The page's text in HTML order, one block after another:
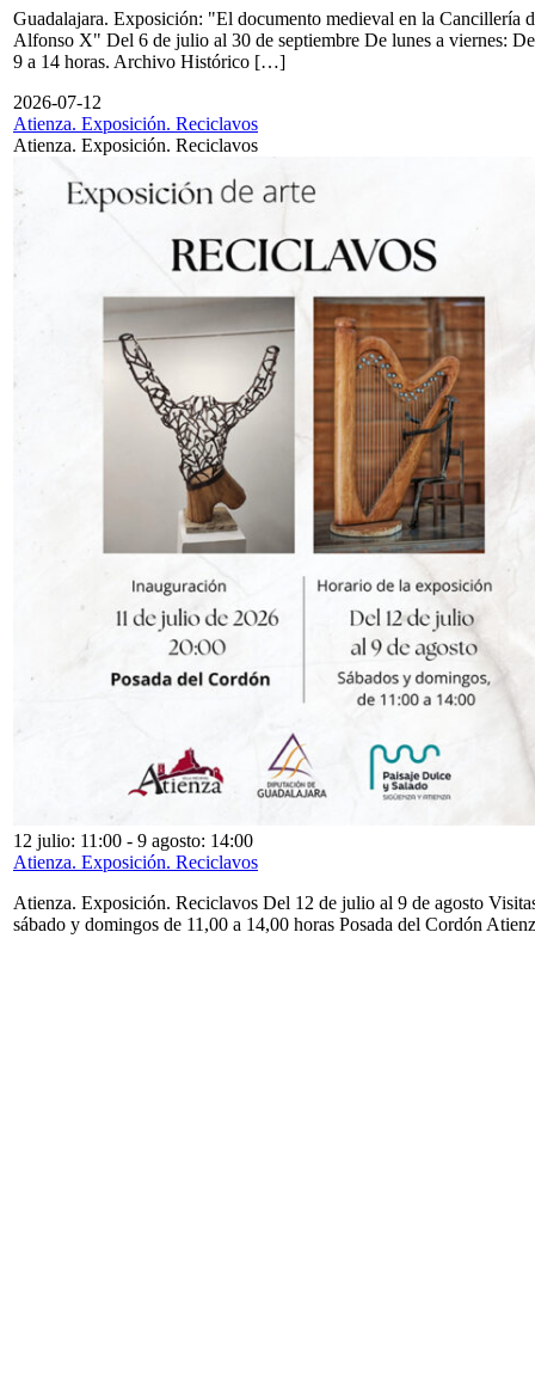
Guadalajara. Exposición: "El documento medieval en la Cancillería
Alfonso X" Del 6 de julio al 30 de septiembre De lunes a viernes: De
9 a 14 horas. Archivo Histórico […]
2026-07-12
Atienza. Exposición. Reciclavos
Atienza. Exposición. Reciclavos
12 julio: 11:00 - 9 agosto: 14:00
Atienza. Exposición. Reciclavos
Atienza. Exposición. Reciclavos Del 12 de julio al 9 de agosto
sábado y domingos de 11,00 a 14,00 horas Posada del Cordón